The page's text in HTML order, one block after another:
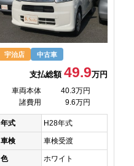
宇治店 中古車
支払総額49.9万円
車両本体
40.3万円
諸費用
9.6万円
年式 H28年式
車検 車検受渡
色 ホワイト